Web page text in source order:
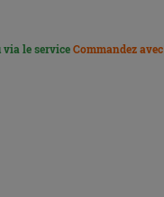
via le serviceCommandez avec